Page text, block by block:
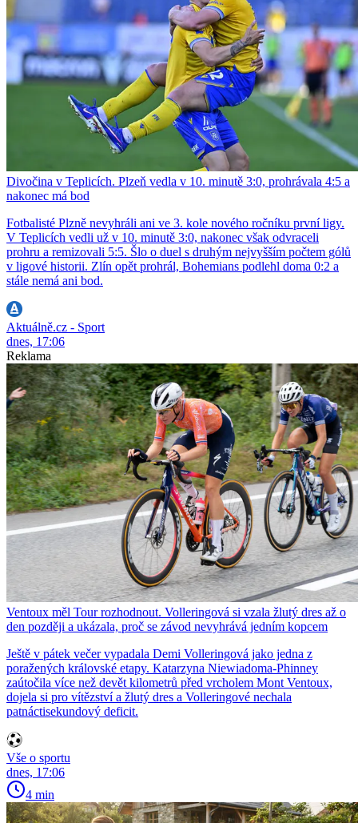
Divočina v Teplicích. Plzeň vedla v 10. minutě 3:0, prohrávala 4:5 a
nakonec má bod
Fotbalisté Plzně nevyhráli ani ve 3. kole nového ročníku první ligy.
V Teplicích vedli už v 10. minutě 3:0, nakonec však odvraceli
prohru a remizovali 5:5. Šlo o duel s druhým nejvyšším počtem gólů
v ligové historii. Zlín opět prohrál, Bohemians podlehl doma 0:2 a
stále nemá ani bod.
Aktuálně.cz - Sport
dnes, 17:06
Reklama
Ventoux měl Tour rozhodnout. Volleringová si vzala žlutý dres až o
den později a ukázala, proč se závod nevyhrává jedním kopcem
Ještě v pátek večer vypadala Demi Volleringová jako jedna z
poražených královské etapy. Katarzyna Niewiadoma-Phinney
zaútočila více než devět kilometrů před vrcholem Mont Ventoux,
dojela si pro vítězství a žlutý dres a Volleringové nechala
patnáctisekundový deficit.
Vše o sportu
dnes, 17:06
4 min